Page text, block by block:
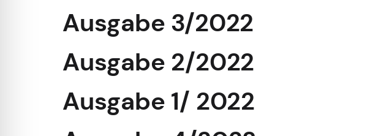
Ausgabe 3/2022
Ausgabe 2/2022
Ausgabe 1/ 2022